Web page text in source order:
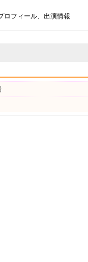
ロフィール、出演情報